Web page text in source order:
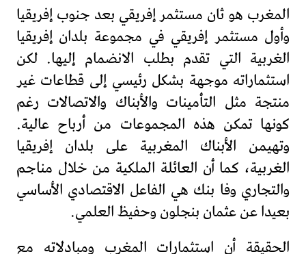
المغرب هو ثان مستثمر إفريقي بعد جنوب إفريقيا
وأول مستثمر إفريقي في مجموعة بلدان إفريقيا
الغربية التي تقدم بطلب الانضمام إليها. لكن
استثماراته موجهة بشكل رئيسي إلى قطاعات غير
منتجة مثل التأمينات والأبناك والاتصالات رغم
كونها تمكن هذه المجموعات من أرباح عالية.
وتهيمن الأبناك المغربية على بلدان إفريقيا
الغربية، كما أن العائلة الملكية من خلال مناجم
والتجاري وفا بنك هي الفاعل الاقتصادي الأساسي
بعيدا عن عثمان بنجلون وحفيظ العلمي.
الحقيقة أن استثمارات المغرب ومبادلاته مع